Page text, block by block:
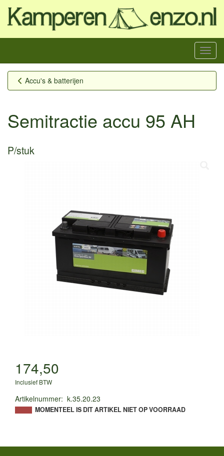
Menu
Accu's & batterijen
Semitractie accu 95 AH
P/stuk
174,50
Inclusief BTW
Artikelnummer: k.35.20.23
MOMENTEEL IS DIT ARTIKEL NIET OP VOORRAAD